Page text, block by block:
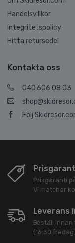
Handelsvillkor
Integritetspolicy
Hitta retursedel
Kontakta oss
040 606 08 03
Följ
Prisgaranti
Vi matchar
Leverans
Beställ innan
(16:30 fredag).